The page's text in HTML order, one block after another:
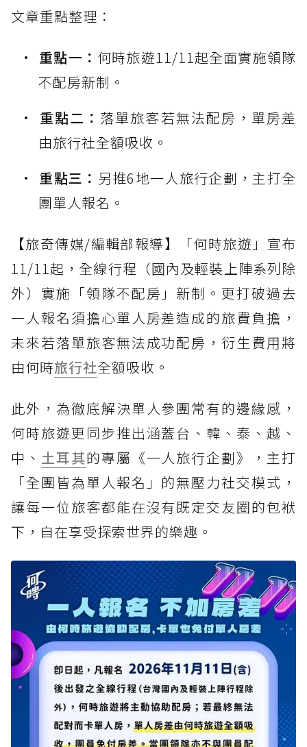
文章重點整理：
重點一： 何時旅遊11/11起全面實施領隊
不配房新制。
重點二： 落單旅客若無法配房，單房差
由旅行社全額吸收。
重點三： 另推6地一人旅行企劃，主打全
團單人報名。
【旅奇傳媒/編輯部報導】「何時旅遊」宣布
11/11起，全線行程（國內及輕裝上陣系列除
外）實施「領隊不配房」新制。更打破過去
一人報名須擔心單人房差造成的旅費負擔，
未來若落單旅客無法成功配房，衍生費用將
由何時旅行社全額吸收。
此外，為徹底解決單人參團常有的邊緣感，
何時旅遊更同步推出涵蓋台、韓、泰、越、
中、 土耳其的專屬《一人旅行企劃》，主打
「全團皆為單人報名」的無壓力社交模式，
讓每一位旅客都能在沒有既定交友圈的包袱
下，自在享受探索世界的樂趣。